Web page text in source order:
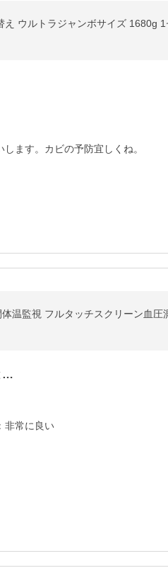
ウルトラジャンボサイズ 1680g
ます。カビの予防宜しくね。
…
： 非常に良い